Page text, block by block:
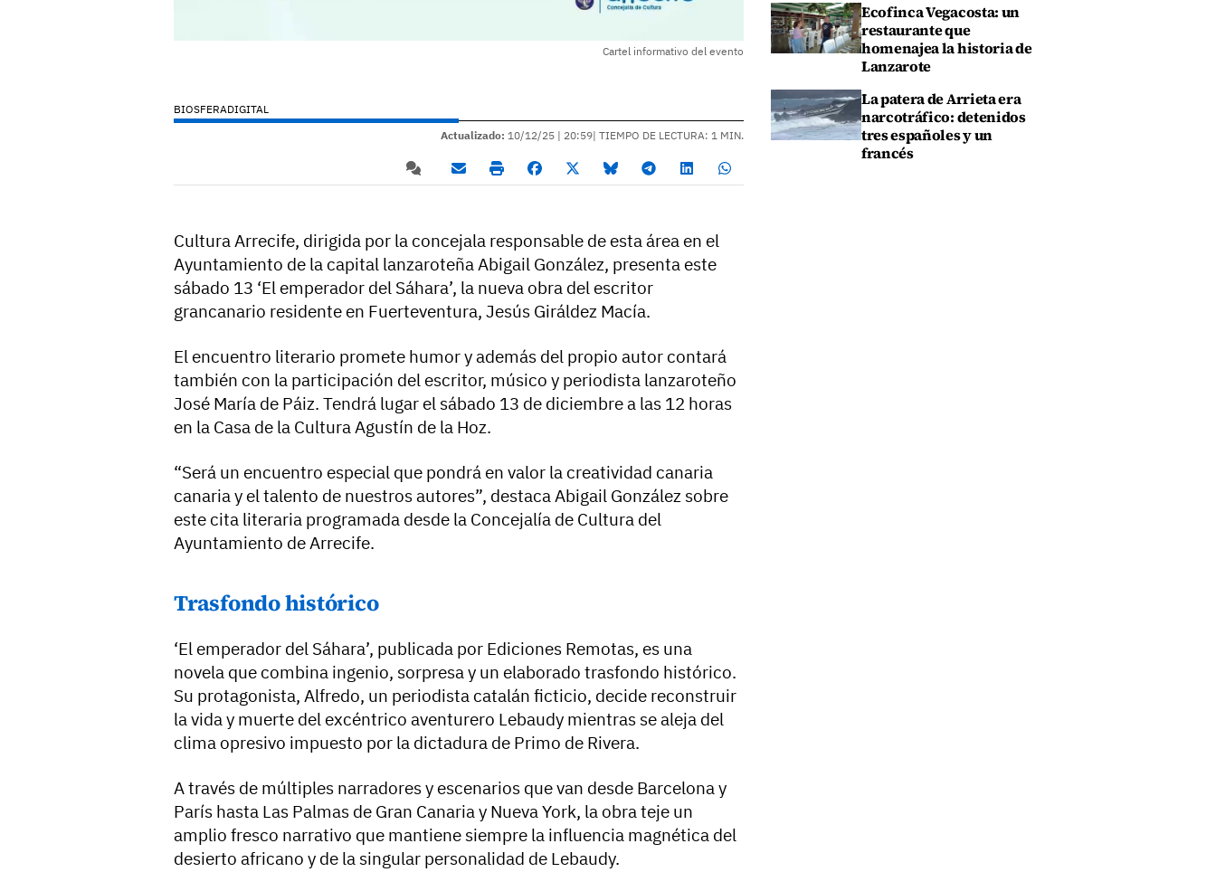
Cartel informativo del evento
BIOSFERADIGITAL
Actualizado: 10/12/25 | 20:59| TIEMPO DE LECTURA: 1 MIN.
Cultura Arrecife, dirigida por la concejala responsable de esta área en el
Ayuntamiento de la capital lanzaroteña Abigail González, presenta este
sábado 13 ‘El emperador del Sáhara’, la nueva obra del escritor
grancanario residente en Fuerteventura, Jesús Giráldez Macía.
El encuentro literario promete humor y además del propio autor contará
también con la participación del escritor, músico y periodista lanzaroteño
José María de Páiz. Tendrá lugar el sábado 13 de diciembre a las 12 horas
en la Casa de la Cultura Agustín de la Hoz.
“Será un encuentro especial que pondrá en valor la creatividad canaria
canaria y el talento de nuestros autores”, destaca Abigail González sobre
este cita literaria programada desde la Concejalía de Cultura del
Ayuntamiento de Arrecife.
Trasfondo histórico
‘El emperador del Sáhara’, publicada por Ediciones Remotas, es una
novela que combina ingenio, sorpresa y un elaborado trasfondo histórico.
Su protagonista, Alfredo, un periodista catalán ficticio, decide reconstruir
la vida y muerte del excéntrico aventurero Lebaudy mientras se aleja del
clima opresivo impuesto por la dictadura de Primo de Rivera.
A través de múltiples narradores y escenarios que van desde Barcelona y
París hasta Las Palmas de Gran Canaria y Nueva York, la obra teje un
amplio fresco narrativo que mantiene siempre la influencia magnética del
desierto africano y de la singular personalidad de Lebaudy.
Ecofinca Vegacosta: un
restaurante que
homenajea la historia de
Lanzarote
La patera de Arrieta era
narcotráfico: detenidos
tres españoles y un
francés